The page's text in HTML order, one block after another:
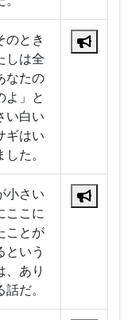
のとき
しは全
なたの
よ」と
い白い
ギはい
した。
小さい
ここに
ことが
という
、あり
話だ。